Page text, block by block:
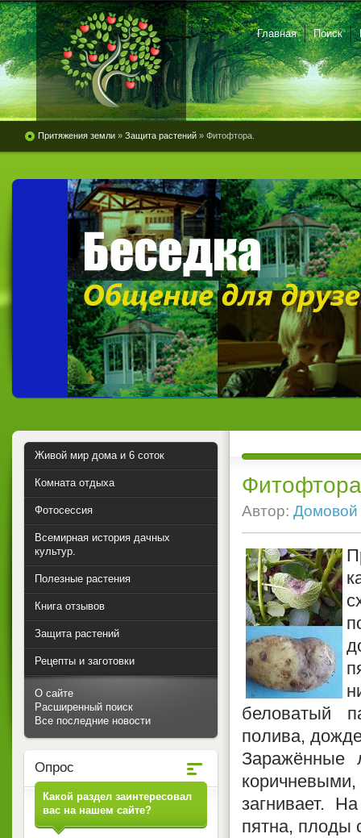
Главная Поиск
Притяжения земли » Защита растений » Фитофтора.
Автор: Домовой
беловатый
полива,
Заражённые
загнивает.
пятна, плоды
Живой мир дома и 6 соток
Комната отдыха
Фотосессия
Всемирная история дачных
культур.
Полезные растения
Книга отзывов
Защита растений
Рецепты и заготовки
О сайте
Расширенный поиск
Все последние новости
Опрос
Какой раздел заинтересовал
вас на нашем сайте?